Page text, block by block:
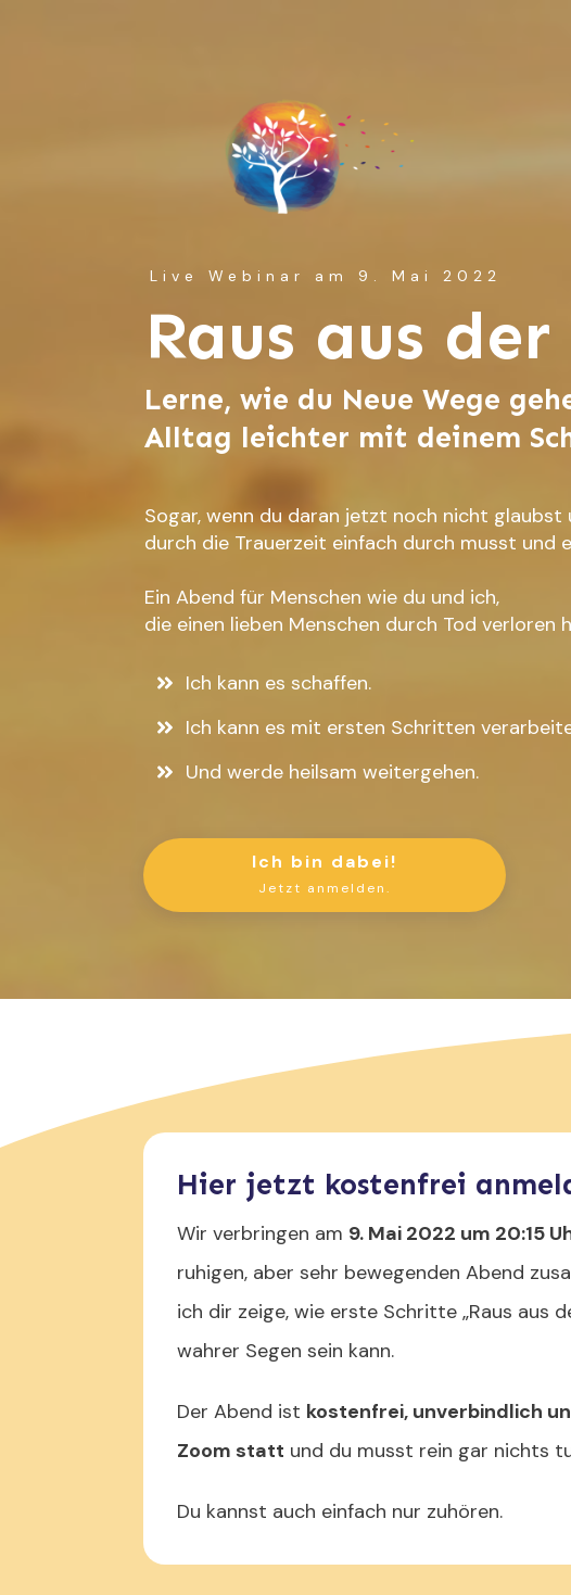
Live Webinar am 9. Mai 2022
Raus aus
Lerne, wie du Neue Wege
Alltag leichter mit deinem
Sogar, wenn du daran jetzt noch nicht glaubst
durch die Trauerzeit einfach durch musst und
Ein Abend für Menschen wie du und ich,
die einen lieben Menschen durch Tod verloren
Ich kann es schaffen.
Ich kann es mit ersten Schritten
Und werde heilsam weitergehen.
Ich bin dabei!
Jetzt anmelden.
Hier jetzt kostenfrei
Wir verbringen am 9. Mai 2022 um 20:15
ruhigen, aber sehr bewegenden Abend
ich dir zeige, wie erste Schritte „Raus aus
wahrer Segen sein kann.
Der Abend ist kostenfrei, unverbindlich
Zoom statt und du musst rein gar nichts
Du kannst auch einfach nur zuhören.